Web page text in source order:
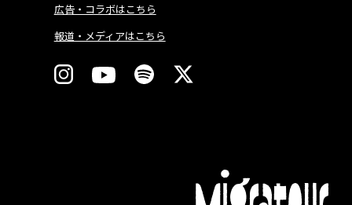
広告・コラボはこちら
報道・メディアはこちら